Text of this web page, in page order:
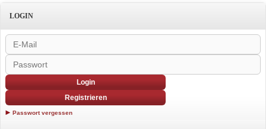
LOGIN
Login
Registrieren
Passwort vergessen